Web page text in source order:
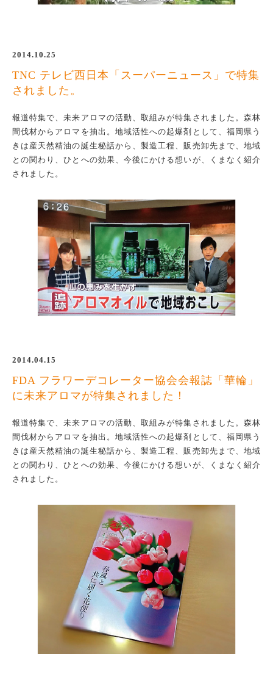
2014.10.25
TNC テレビ西日本「スーパーニュース」で特集
されました。
報道特集で、未来アロマの活動、取組みが特集されました。森林
間伐材からアロマを抽出。地域活性への起爆剤として、福岡県う
きは産天然精油の誕生秘話から、製造工程、販売卸先まで、地域
との関わり、ひとへの効果、今後にかける想いが、くまなく紹介
されました。
2014.04.15
FDA フラワーデコレーター協会会報誌「華輪」
に未来アロマが特集されました！
報道特集で、未来アロマの活動、取組みが特集されました。森林
間伐材からアロマを抽出。地域活性への起爆剤として、福岡県う
きは産天然精油の誕生秘話から、製造工程、販売卸先まで、地域
との関わり、ひとへの効果、今後にかける想いが、くまなく紹介
されました。